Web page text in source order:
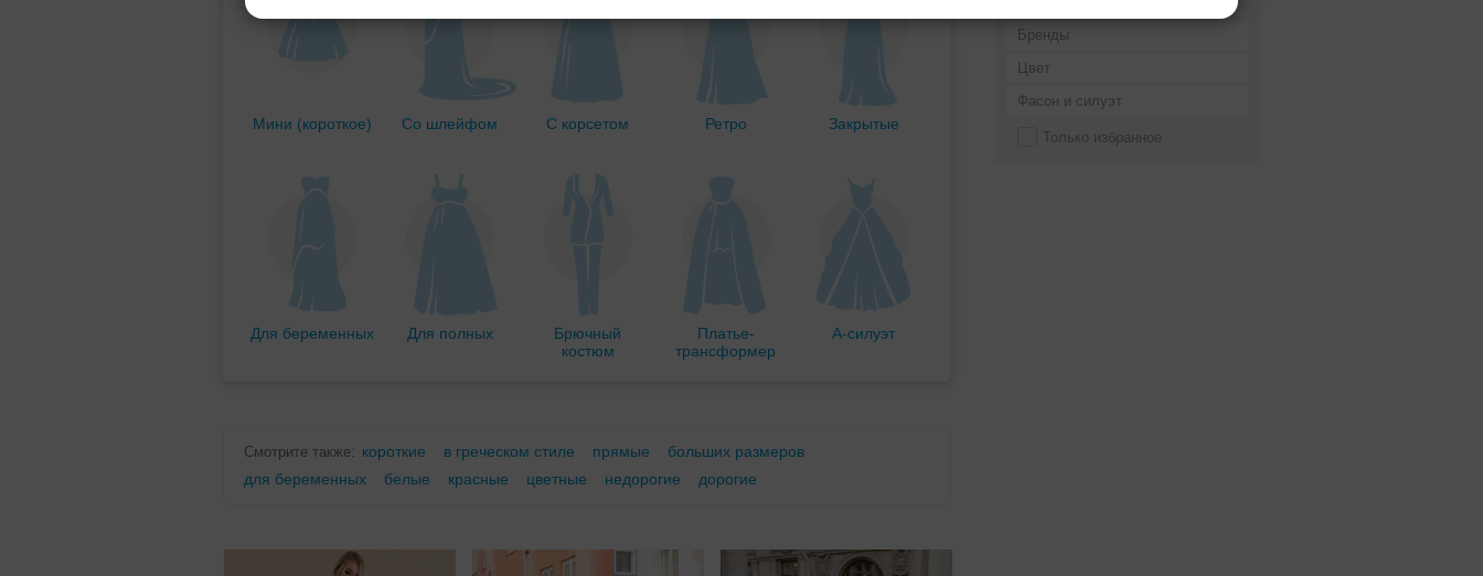
Бренды
Цвет
Фасон и силуэт
Только избранное
Мини (короткое) Со шлейфом С корсетом Ретро Закрытые
Для беременных Для полных
Брючный
костюм
Платье-
трансформер
А-силуэт
Смотрите также: короткие в греческом стиле прямые
больших размеров
для беременных
белые красные цветные недорогие дорогие